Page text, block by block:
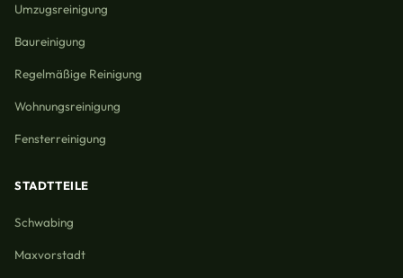
Umzugsreinigung
Baureinigung
Regelmäßige Reinigung
Wohnungsreinigung
Fensterreinigung
STADTTEILE
Schwabing
Maxvorstadt